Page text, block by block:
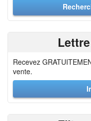
Recevez
vente.